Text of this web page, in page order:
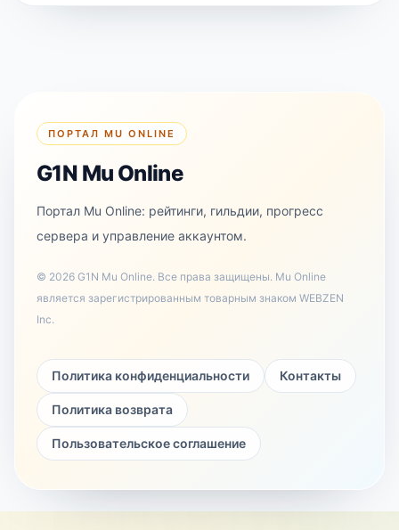
ПОРТАЛ MU ONLINE
G1N Mu Online
Портал Mu Online: рейтинги, гильдии, прогресс
сервера и управление аккаунтом.
© 2026 G1N Mu Online. Все права защищены. Mu Online
является зарегистрированным товарным знаком WEBZEN
Inc.
Политика конфиденциальности Контакты
Политика возврата
Пользовательское соглашение